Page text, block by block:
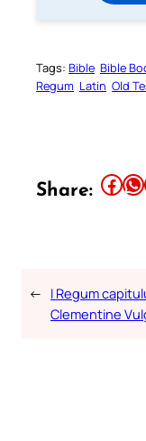
Tags: Bible Bible
Regum Latin Old
Share: Share this article on Facebook Share this article on WhatsApp
← I Regum
Clementine